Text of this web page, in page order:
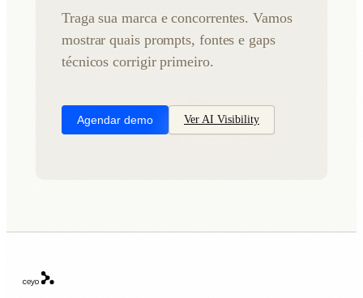
Traga sua marca e concorrentes. Vamos
mostrar quais prompts, fontes e gaps
técnicos corrigir primeiro.
Agendar demo Ver AI Visibility